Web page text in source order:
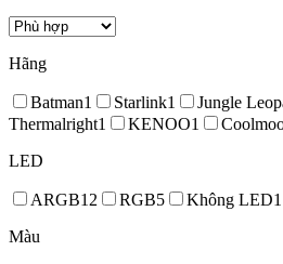
Hãng
Batman1 Starlink1 Jungle
Thermalright1 KENOO1
LED
ARGB12 RGB5 Không LED1
Màu